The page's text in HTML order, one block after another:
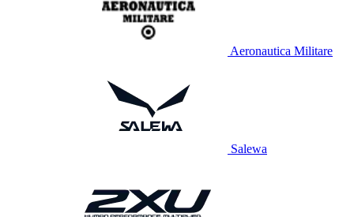
Aeronautica Militare
Salewa